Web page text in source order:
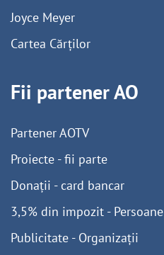
Joyce Meyer
Cartea Cărților
Fii partener AO
Partener AOTV
Proiecte - fii parte
Donații - card bancar
3,5% din impozit - Persoane
Publicitate - Organizații